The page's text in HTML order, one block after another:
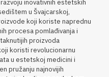
inovativnih estetskih
u Švajcarskoj,
koji koriste naprednu
procesa pomlađivanja i
proizvoda
koristi revolucionarnu
u estetskoj medicini i
pružanju najnovijih